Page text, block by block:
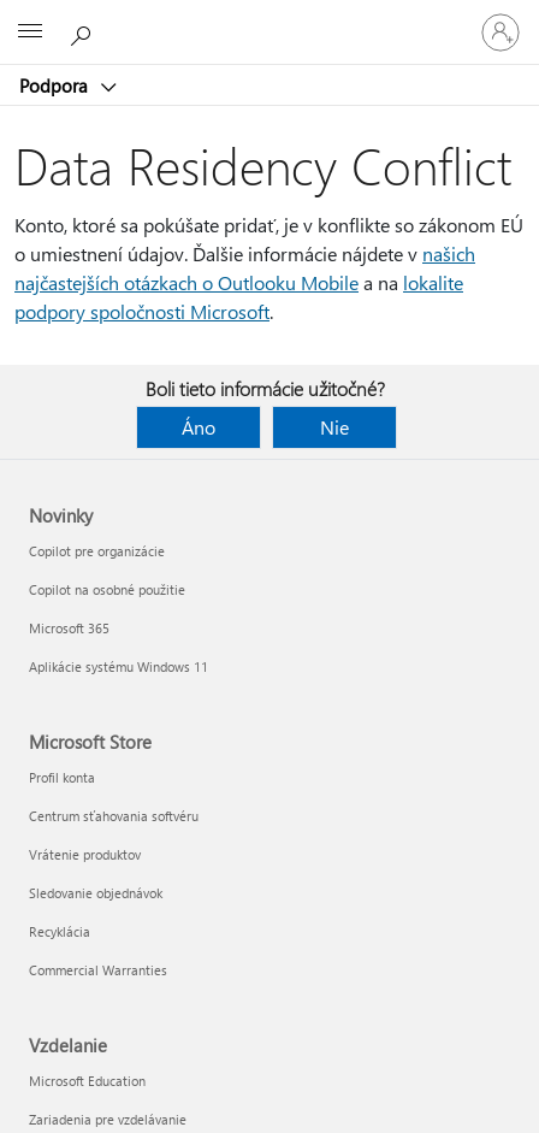
Podpora
Prihláste
sa
k
kontu
Data Residency Conflict
Konto, ktoré sa pokúšate pridať, je v konflikte so zákonom EÚ
o umiestnení údajov. Ďalšie informácie nájdete v našich
najčastejších otázkach o Outlooku Mobilea na lokalite
podpory spoločnosti Microsoft.
Boli tieto informácie užitočné?
Áno
Nie
Novinky
Copilot pre organizácie
Copilot na osobné použitie
Microsoft 365
Aplikácie systému Windows 11
Microsoft Store
Profil konta
Centrum sťahovania softvéru
Vrátenie produktov
Sledovanie objednávok
Recyklácia
Commercial Warranties
Vzdelanie
Microsoft Education
Zariadenia pre vzdelávanie